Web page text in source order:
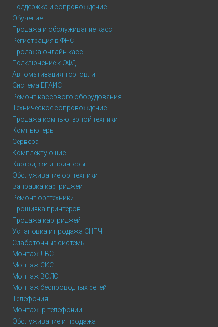
Поддержка и сопровождение
Обучение
Продажа и обслуживание касс
Регистрация в ФНС
Продажа онлайн касс
Подключение к ОФД
Автоматизация торговли
Система ЕГАИС
Ремонт кассового оборудования
Техническое сопровождение
Продажа компьютерной техники
Компьютеры
Сервера
Комплектующие
Картриджи и принтеры
Обслуживание оргтехники
Заправка картриджей
Ремонт оргтехники
Прошивка принтеров
Продажа картриджей
Установка и продажа СНПЧ
Слаботочные системы
Монтаж ЛВС
Монтаж СКС
Монтаж ВОЛС
Монтаж беспроводных сетей
Телефония
Монтаж ip телефонии
Обслуживание и продажа